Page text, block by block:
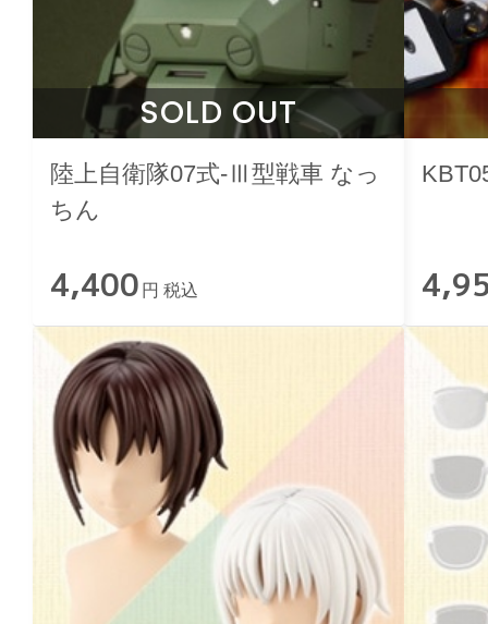
SOLD OUT
陸上自衛隊07式-Ⅲ型戦車 なっ
ちん
4,400 円 税込